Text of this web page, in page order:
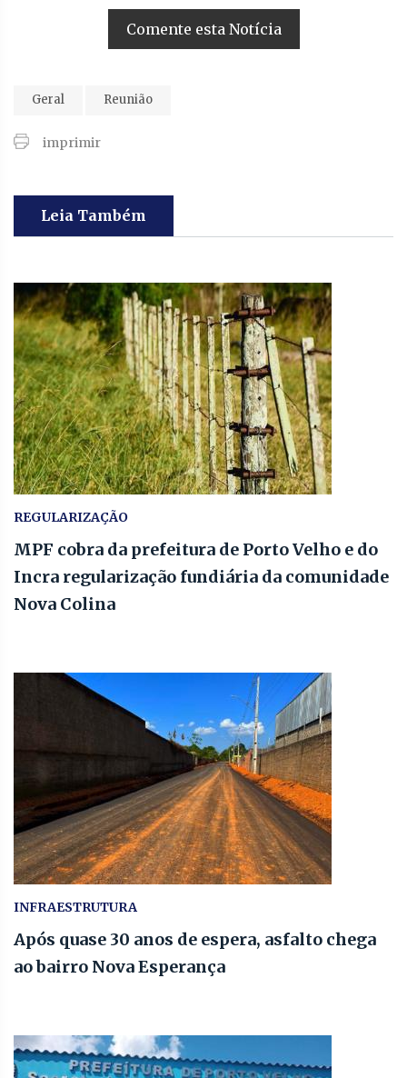
Comente esta Notícia
Geral Reunião
imprimir
Leia Também
REGULARIZAÇÃO
MPF cobra da prefeitura de Porto Velho e do
Incra regularização fundiária da comunidade
Nova Colina
INFRAESTRUTURA
Após quase 30 anos de espera, asfalto chega
ao bairro Nova Esperança